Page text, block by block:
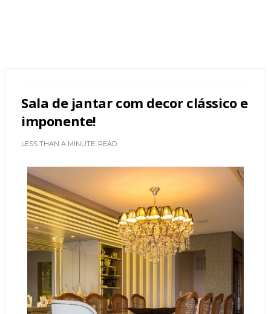
Sala de jantar com decor clássico e
imponente!
LESS THAN A MINUTE READ